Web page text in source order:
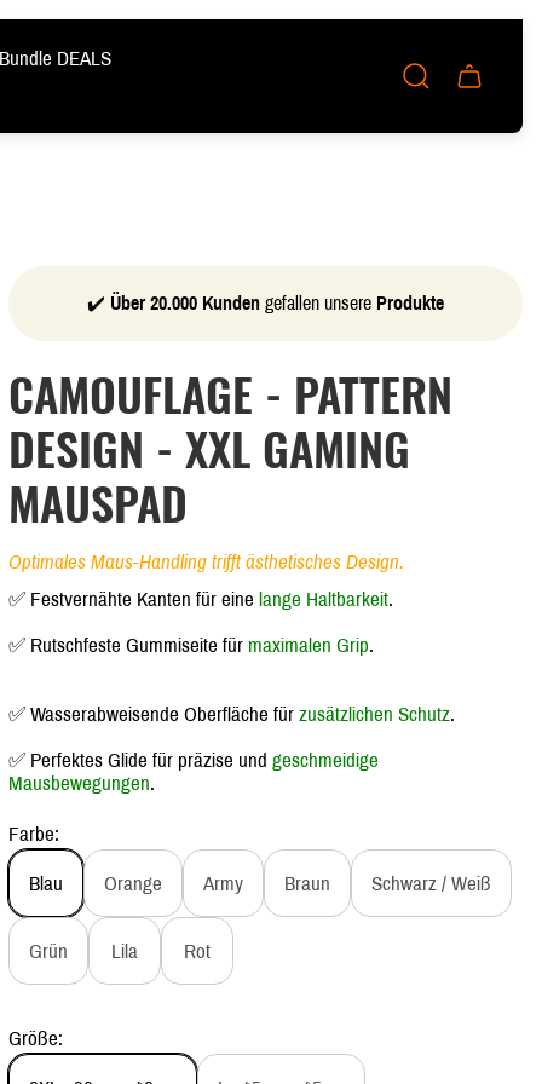
Bundle DEALS
Schublade
Wagens.
✔️ Über 20.000 Kundengefallen unsere Produkte
CAMOUFLAGE - PATTERN
DESIGN - XXL GAMING
MAUSPAD
Optimales Maus-Handling trifft ästhetisches Design.
✅ Festvernähte Kanten für eine lange Haltbarkeit.
✅ Rutschfeste Gummiseite für maximalen Grip.
✅ Wasserabweisende Oberfläche für zusätzlichen Schutz.
✅ Perfektes Glide für präzise und geschmeidige
Mausbewegungen.
Farbe:
Blau Orange Army Braun Schwarz / Weiß
Grün Lila Rot
Größe: